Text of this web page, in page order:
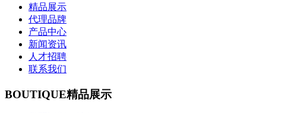
精品展示
代理品牌
产品中心
新闻资讯
人才招聘
联系我们
BOUTIQUE精品展示